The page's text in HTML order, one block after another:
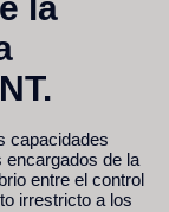
capacidades
de la
entre el control
irrestricto a los